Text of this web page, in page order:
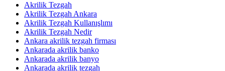
Akrilik Tezgah
Akrilik Tezgah Ankara
Akrilik Tezgah Kullanışlımı
Akrilik Tezgah Nedir
Ankara akrilik tezgah firması
Ankarada akrilik banko
Ankarada akrilik banyo
Ankarada akrilik tezgah